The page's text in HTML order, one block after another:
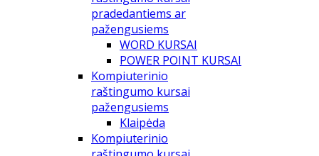
pradedantiems ar
pažengusiems
WORD KURSAI
POWER POINT KURSAI
Kompiuterinio
raštingumo kursai
pažengusiems
Klaipėda
Kompiuterinio